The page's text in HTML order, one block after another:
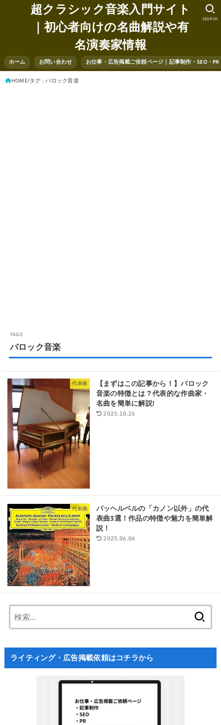
超クラシック音楽入門サイト
｜初心者向けの名曲解説や有
名演奏家情報
ホーム お問い合わせ お仕事・広告掲載ご依頼ページ｜記事制作・SEO・
SEARCH
HOME タグ : バロック音楽
バロック音楽
代表曲
【まずはこの記事から！】バロック
音楽の特徴とは？代表的な作曲家・
名曲を簡単に解説!
2025.10.26
代表曲
パッヘルベルの「カノン以外」の代
表曲3選！作品の特徴や魅力を簡単解
説！
2025.06.06
ライティング・広告掲載依頼はコチラから